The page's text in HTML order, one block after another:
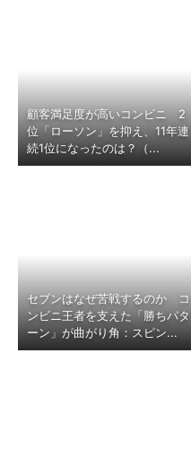
顧客満足度が高いコンビニ 2
位「ローソン」を抑え、11年連
続1位になったのは？（...
セブンはなぜ苦戦するのか コ
ンビニ王者を支えた「勝ちパタ
ーン」が曲がり角：スピン...